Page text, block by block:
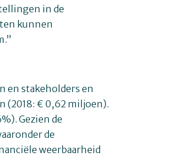
in de
kunnen
en stakeholders en
(2018: € 0,62 miljoen).
Gezien de
de
weerbaarheid